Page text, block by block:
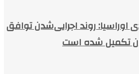
اوراسیا: روند اجرایی‌شدن توافق
تکمیل شده است